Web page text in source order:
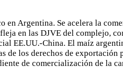
en Argentina. Se acelera la
en las DJVE del complejo,
EE.UU.-China. El maíz
de los derechos de
de comercialización de la